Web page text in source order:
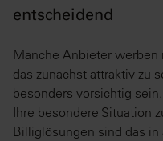
entscheidend
Manche Anbieter
das zunächst attraktiv zu
besonders vorsichtig
Ihre besondere Situation
Billiglösungen sind das